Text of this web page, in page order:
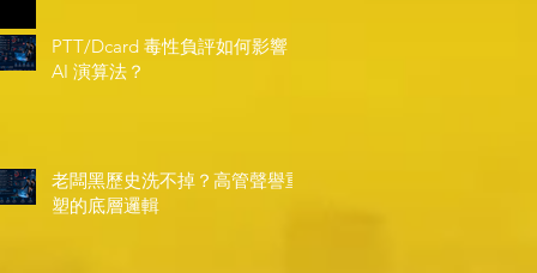
PTT/Dcard 毒性負評如何影響
AI 演算法？
老闆黑歷史洗不掉？高管聲譽重
塑的底層邏輯